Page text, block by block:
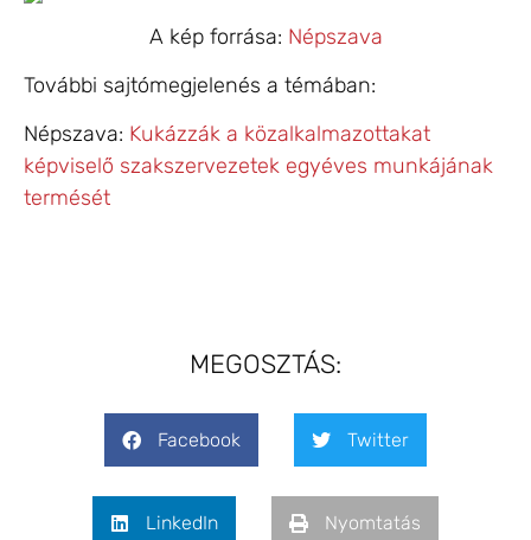
A kép forrása: Népszava
További sajtómegjelenés a témában:
Népszava: Kukázzák a közalkalmazottakat
képviselő szakszervezetek egyéves munkájának
termését
MEGOSZTÁS:
Facebook Twitter
LinkedIn Nyomtatás